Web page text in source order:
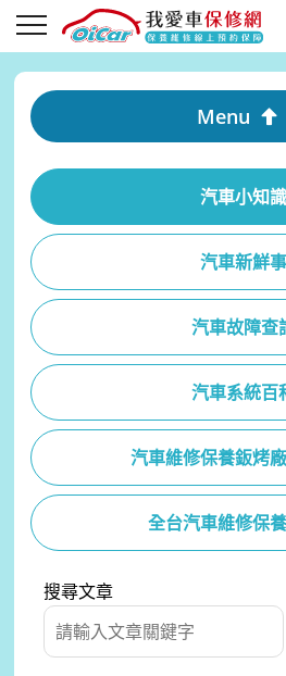
Menu
汽車小知識
汽車新鮮事
汽車故障查
汽車系統百
汽車維修保養鈑烤
全台汽車維修保
搜尋文章